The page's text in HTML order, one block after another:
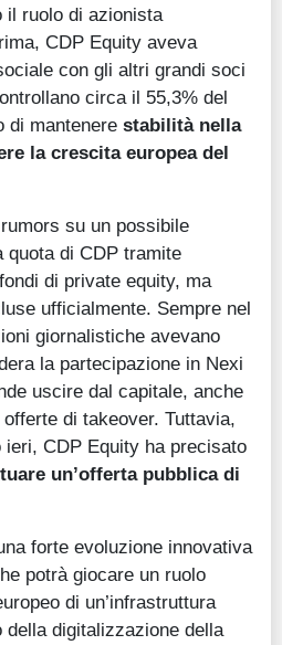
il ruolo di azionista
CDP Equity aveva
con gli altri grandi soci
circa il 55,3% del
di mantenere stabilità nella
la crescita europea del
su un possibile
quota di CDP tramite
di private equity, ma
ufficialmente. Sempre nel
giornalistiche avevano
la partecipazione in Nexi
uscire dal capitale, anche
di takeover. Tuttavia,
CDP Equity ha precisato
un’offerta pubblica di
forte evoluzione innovativa
potrà giocare un ruolo
di un’infrastruttura
digitalizzazione della